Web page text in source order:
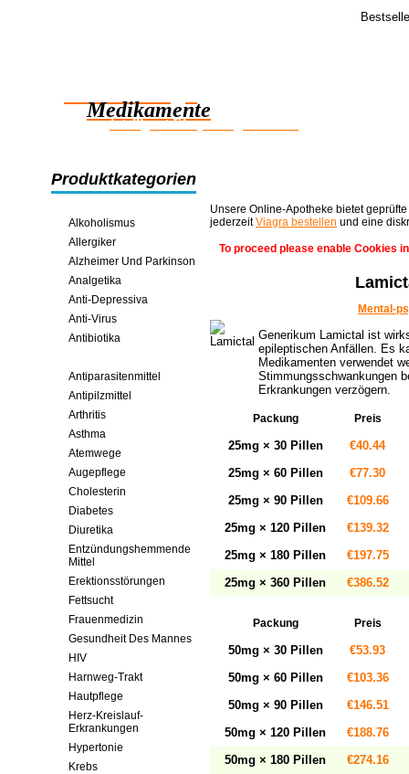
Medikamente
intelligent Einsparungen online
Produktkategorien
Alkoholismus
Allergiker
Alzheimer Und Parkinson
Analgetika
Anti-Depressiva
Anti-Virus
Antibiotika
Antiparasitenmittel
Antipilzmittel
Arthritis
Asthma
Atemwege
Augepflege
Cholesterin
Diabetes
Diuretika
Entzündungshemmende
Mittel
Erektionsstörungen
Fettsucht
Frauenmedizin
Gesundheit Des Mannes
HIV
Harnweg-Trakt
Hautpflege
Herz-Kreislauf-
Erkrankungen
Hypertonie
Krebs
Unsere Online-Apotheke bietet
jederzeitViagra bestellen und eine
To proceed please enable Cookies
Mental-
Generikum Lamictal ist
epileptischen Anfällen. Es
Medikamenten verwendet
Stimmungsschwankungen
Erkrankungen verzögern.
Packung Preis
25mg × 30 Pillen
€40.44
25mg × 60 Pillen
€77.30
25mg × 90 Pillen
€109.66
25mg × 120 Pillen
€139.32
25mg × 180 Pillen
€197.75
25mg × 360 Pillen
€386.52
Packung Preis
50mg × 30 Pillen
€53.93
50mg × 60 Pillen
€103.36
50mg × 90 Pillen
€146.51
50mg × 120 Pillen
€188.76
50mg × 180 Pillen
€274.16